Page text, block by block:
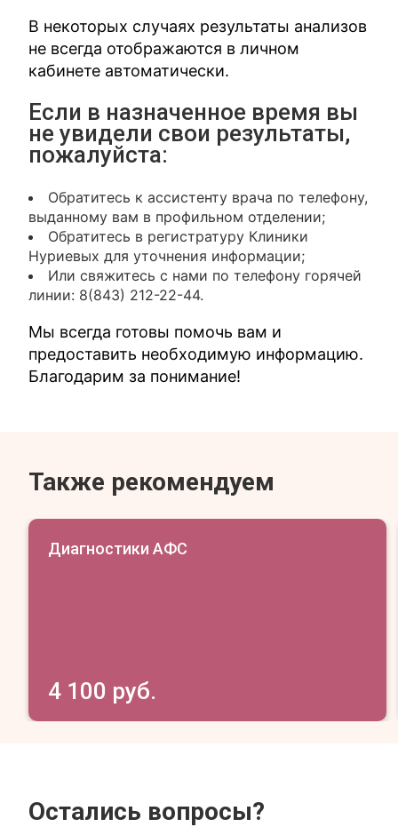
В некоторых случаях результаты анализов
не всегда отображаются в личном
кабинете автоматически.
Если в назначенное время вы
не увидели свои результаты,
пожалуйста:
Обратитесь к ассистенту врача по телефону,
выданному вам в профильном отделении;
Обратитесь в регистратуру Клиники
Нуриевых для уточнения информации;
Или свяжитесь с нами по телефону горячей
линии: 8(843) 212-22-44.
Мы всегда готовы помочь вам и
предоставить необходимую информацию.
Благодарим за понимание!
Также рекомендуем
Диагностики АФС
4 100 руб.
Остались вопросы?